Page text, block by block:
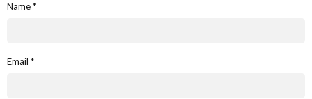
Name*
Email *